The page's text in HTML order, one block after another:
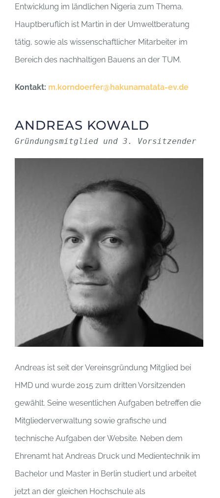
Entwicklung im ländlichen Nigeria zum Thema.
Hauptberuflich ist Martin in der Umweltberatung
tätig, sowie als wissenschaftlicher Mitarbeiter im
Bereich des nachhaltigen Bauens an der TUM.
Kontakt: m.korndoerfer@hakunamatata-ev.de
ANDREAS KOWALD
Gründungsmitglied und 3. Vorsitzender
Andreas ist seit der Vereinsgründung Mitglied bei
HMD und wurde 2015 zum dritten Vorsitzenden
gewählt. Seine wesentlichen Aufgaben betreffen die
Mitgliederverwaltung sowie grafische und
technische Aufgaben der Website. Neben dem
Ehrenamt hat Andreas Druck­ und Medientechnik im
Bachelor und Master in Berlin studiert und arbeitet
jetzt an der gleichen Hochschule als